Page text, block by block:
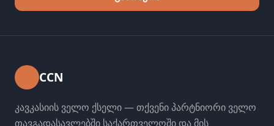
CCN
კავკასიის ველო ქსელი — თქვენი პარტნიორი ველო
თავგადასავლებში საქართველოში და მის